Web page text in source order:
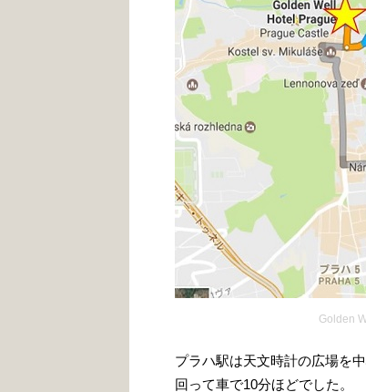
Golden
プラハ駅は天文時計の広場を
回って車で10分ほどでした。